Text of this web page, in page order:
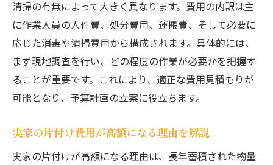
快適生活を続けるためのゴミ屋敷再発防止
策
実体験に学ぶゴミ屋敷解決の成功ストーリー
ゴミ屋敷解決に挑戦した体験談のご紹介
片付け後の変化を実感できた実例に学ぶ
ゴミ屋敷解決の成功体験から見えるポイン
ト
清掃の有無によって大きく異なります。費用の内訳は主
に作業人員の人件費、処分費用、運搬費、そして必要に
応じた消毒や清掃費用から構成されます。具体的には、
まず現地調査を行い、どの程度の作業が必要かを把握す
ることが重要です。これにより、適正な費用見積もりが
可能となり、予算計画の立案に役立ちます。
実家の片付け費用が高額になる理由を解説
実家の片付けが高額になる理由は、長年蓄積された物量